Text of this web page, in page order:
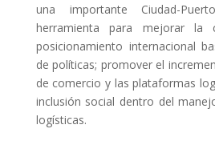
una importante Ciudad-
herramienta para mejorar la
posicionamiento internacional
de políticas; promover el
de comercio y las plataformas
inclusión social dentro del
logísticas.